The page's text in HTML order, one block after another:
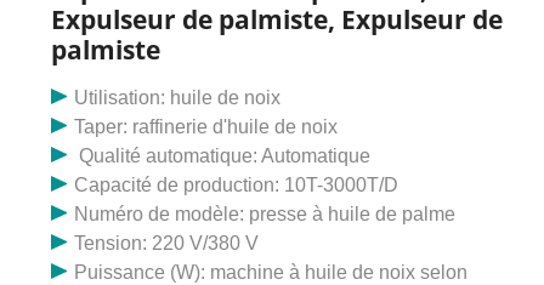
130. Obtenir
N à 200 000 N. Une presse à huile, un extracteur
physique automatique, un expulseur de colza
biologique peuvent être achetés au petit prix de 98
000 N pour Chat en ligne Envoyer une demande. Notre
société dispose d'un institut de recherche qui
développe de nouveaux produits et nous avons notre
propre base expérimentale. Nous nous engageons à
introduire de nouvelles technologies, à renouveler les
produits et à rester leader dans ce domaine, tels que
le broyeur de fruits de palme frais, l'expulseur d'huile
Expulseur de palmiste, Expulseur de
palmiste
Utilisation: huile de noix
Taper: raffinerie d'huile de noix
Qualité automatique: Automatique
Capacité de production: 10T-3000T/D
Numéro de modèle: presse à huile de palme
Tension: 220 V/380 V
Puissance (W): machine à huile de noix selon